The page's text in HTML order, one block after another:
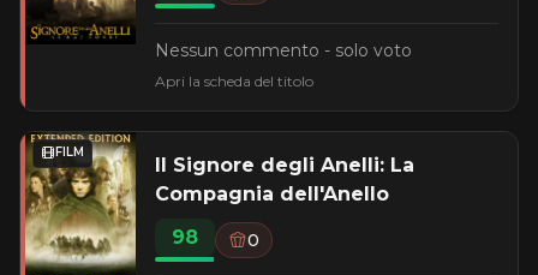
Nessun commento - solo voto
Apri la scheda del titolo
FILM
Il Signore degli Anelli: La
Compagnia dell'Anello
98
0